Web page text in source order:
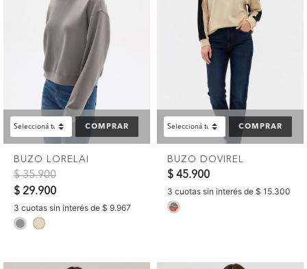
COMPRAR
BUZO LORELAI
Precio reducido de
$ 35.900a
$ 29.900
3 cuotas sin interés de $ 9.967
selected
COMPRAR
BUZO DOVIREL
$ 45.900
3 cuotas sin interés de $ 15.300